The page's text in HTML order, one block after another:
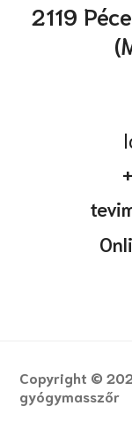
2119
Copyright ©
gyógymasszőr